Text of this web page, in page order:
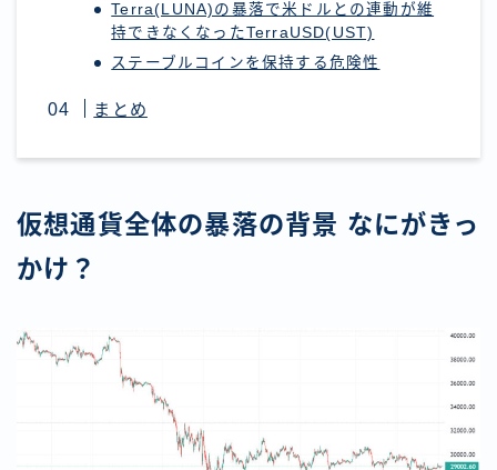
Terra(LUNA)の暴落で米ドルとの連動が維
持できなくなったTerraUSD(UST)
ステーブルコインを保持する危険性
まとめ
仮想通貨全体の暴落の背景 なにがきっ
かけ？